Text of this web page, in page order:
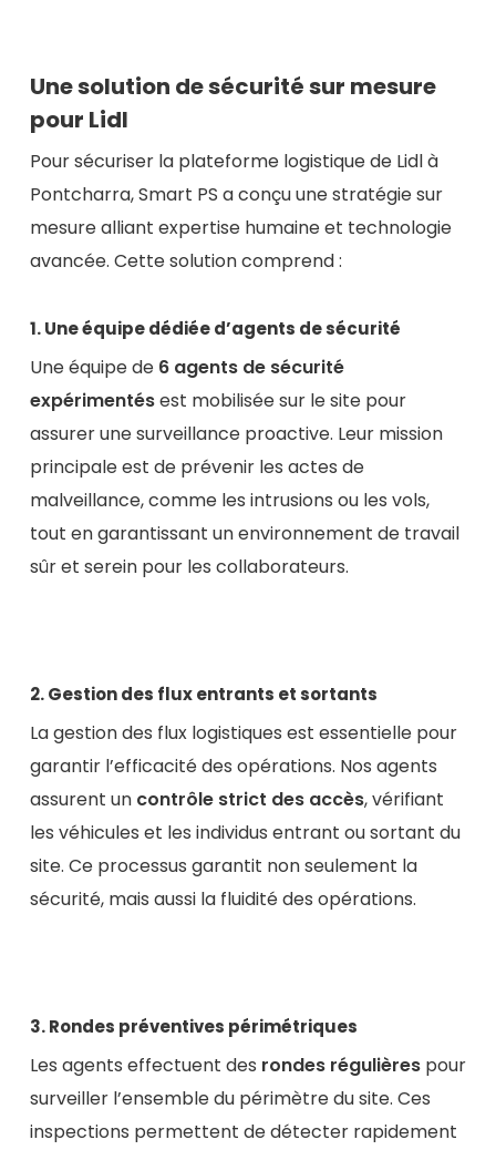
Une solution de sécurité sur mesure
pour Lidl
Pour sécuriser la plateforme logistique de Lidl à
Pontcharra, Smart PS a conçu une stratégie sur
mesure alliant expertise humaine et technologie
avancée. Cette solution comprend :
1. Une équipe dédiée d’agents de sécurité
Une équipe de 6 agents de sécurité
expérimentésest mobilisée sur le site pour
assurer une surveillance proactive. Leur mission
principale est de prévenir les actes de
malveillance, comme les intrusions ou les vols,
tout en garantissant un environnement de travail
sûr et serein pour les collaborateurs.
2. Gestion des flux entrants et sortants
La gestion des flux logistiques est essentielle pour
garantir l’efficacité des opérations. Nos agents
assurent un contrôle strict des accès, vérifiant
les véhicules et les individus entrant ou sortant du
site. Ce processus garantit non seulement la
sécurité, mais aussi la fluidité des opérations.
3. Rondes préventives périmétriques
Les agents effectuent des rondes régulièrespour
surveiller l’ensemble du périmètre du site. Ces
inspections permettent de détecter rapidement